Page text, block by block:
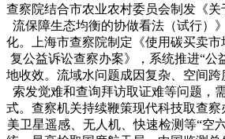
查察院结合市农业农村委员会制发《
流保障生态均衡的协做看法（试行）
化。上海市查察院制定《使用碳买卖
复公益诉讼查察办案》，系统推进“公
地收效。流域水问题成因复杂、空间
索发觉难和查询拜访取证难等问题，
式。查察机关持续鞭策现代科技取查
美卫星遥感、无人机、快速检测等“空